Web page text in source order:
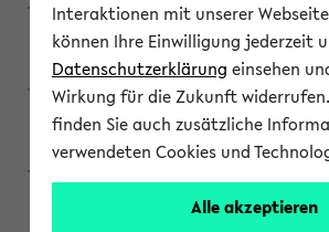
Anglistik: British and American
(Einschreibung bis SoSe 2015)
Anglistik: British and American
(Einschreibung bis SoSe 2013)
Anglistik: British and American
(Einschreibung bis SoSe 2011)
Interaktionen mit unserer Webseite
können Ihre Einwilligung jederzeit
Datenschutzerklärung einsehen
Wirkung für die Zukunft
finden Sie auch zusätzliche
verwendeten Cookies und
Alle akzeptieren